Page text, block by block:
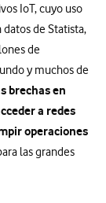
IoT, cuyo uso
de Statista,
de
y muchos de
brechas en
a redes
operaciones
las grandes